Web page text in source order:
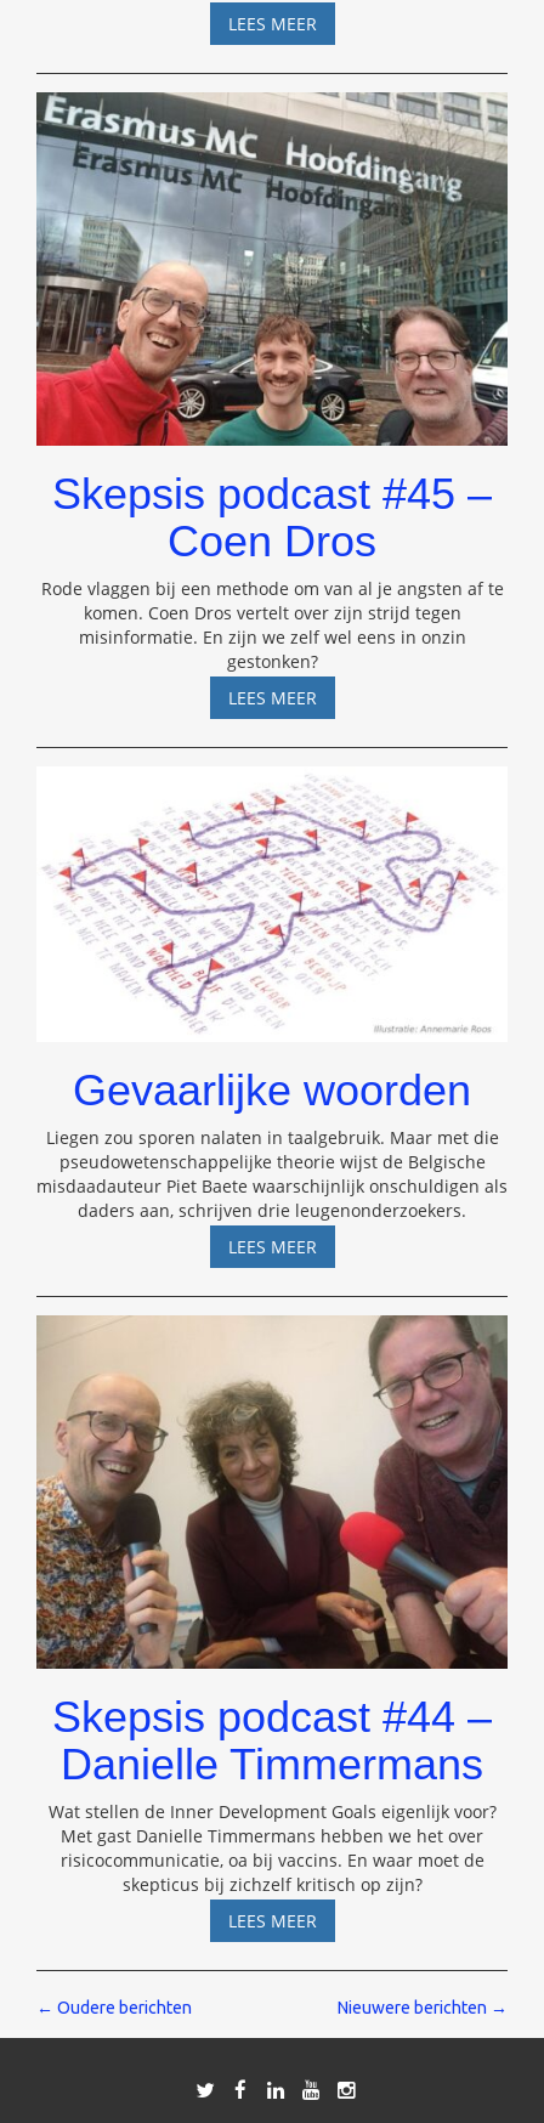
LEES MEERSKEPSIS
PODCAST
#46
–
TANJA
SPEEK
Skepsis podcast #45 –
Coen Dros
Rode vlaggen bij een methode om van al je angsten af te
komen. Coen Dros vertelt over zijn strijd tegen
misinformatie. En zijn we zelf wel eens in onzin
gestonken?
LEES MEERSKEPSIS
PODCAST
#45
COEN
DROS
Gevaarlijke woorden
Liegen zou sporen nalaten in taalgebruik. Maar met die
pseudowetenschappelijke theorie wijst de Belgische
misdaadauteur Piet Baete waarschijnlijk onschuldigen als
daders aan, schrijven drie leugenonderzoekers.
LEES MEERGEVAARLIJKE
WOORDEN
Skepsis podcast #44 –
Danielle Timmermans
Wat stellen de Inner Development Goals eigenlijk voor?
Met gast Danielle Timmermans hebben we het over
risicocommunicatie, oa bij vaccins. En waar moet de
skepticus bij zichzelf kritisch op zijn?
LEES MEERSKEPSIS
PODCAST
#44
DANIELLE
TIMMERMANS
Berichten
← Oudere berichten Nieuwere berichten →